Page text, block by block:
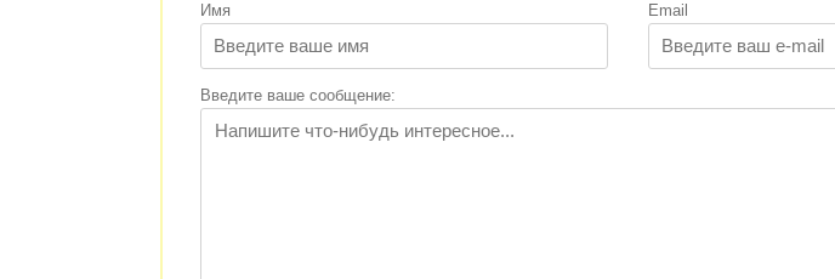
Имя Email
Введите ваше сообщение: